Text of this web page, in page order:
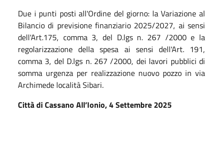
Due i punti posti all'Ordine del giorno: la Variazione al
Bilancio di previsione finanziario 2025/2027, ai sensi
dell'Art.175, comma 3, del D.lgs n. 267 /2000 e la
regolarizzazione della spesa ai sensi dell'Art. 191,
comma 3, del D.lgs n. 267 /2000, dei lavori pubblici di
somma urgenza per realizzazione nuovo pozzo in via
Archimede località Sibari.
Città di Cassano All’Ionio, 4 Settembre 2025